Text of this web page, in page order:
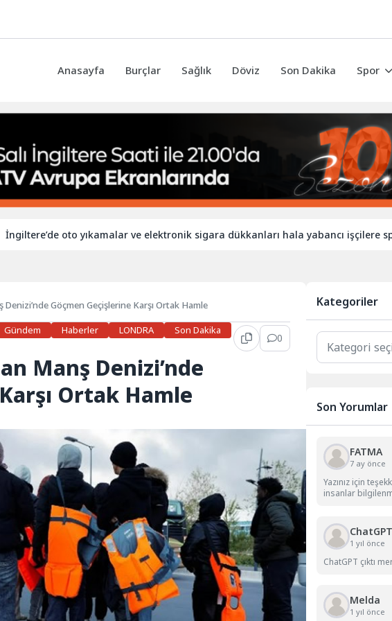
Anasayfa Burçlar Sağlık Döviz Son Dakika Spor
oto yıkamalar ve elektronik sigara dükkanları hala yabancı işçilere sponsor
Göçmen Geçişlerine Karşı Ortak Hamle
Gündem Haberler LONDRA
Son Dakika
0
Manş Denizi’nde
Ortak Hamle
Kategoriler
Kategoriler
Son Yorumlar
FATMA
7 ay önce
Yazınız için
insanlar
1 yıl önce
ChatGPT çıktı
Melda
1 yıl önce